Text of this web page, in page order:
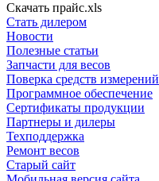
Скачать прайс.xls
Стать дилером
Новости
Полезные статьи
Запчасти для весов
Поверка средств измерений
Программное обеспечение
Сертификаты продукции
Партнеры и дилеры
Техподдержка
Ремонт весов
Старый сайт